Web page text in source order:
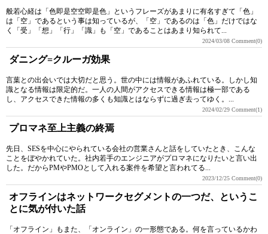
般若心経は「色即是空空即是色」というフレーズがあまりに有名すぎて「色」
は「空」であるという事は知っているが、「空」であるのは「色」だけではな
く「受」「想」「行」「識」も「空」であることはあまり知られて...
2024/03/08 Comment(0)
ダニング=クルーガ効果
言葉との出会いでは大切だと思う。世の中には情報があふれている。しかし知
識となる情報は限定的だ。一人の人間がアクセスできる情報は極一部である
し、アクセスできた情報の多くも知識とはならずに過ぎ去ってゆく。...
2024/02/29 Comment(1)
プロマネ至上主義の終焉
先日、SESを中心にやられている会社の営業さんと話をしていたとき、こんな
ことをぼやかれていた。社内若手のエンジニアがプロマネになりたいと言い出
した。だからPMやPMOとして入れる案件を希望と言われてる...
2023/12/25 Comment(0)
オフラインはネットワークセグメントの一つだ、というこ
とに気が付いた話
「オフライン」もまた、「オンライン」の一形態である。何を言っているかわ